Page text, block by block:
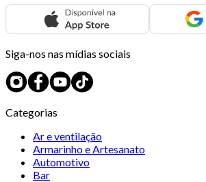
Siga-nos nas mídias sociais
Categorias
Ar e ventilação
Armarinho e Artesanato
Automotivo
Bar